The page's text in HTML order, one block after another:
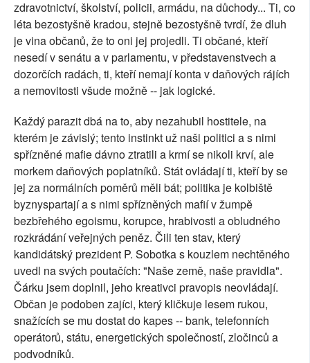
zdravotnictví, školství, policii, armádu, na důchody... Ti, co
léta bezostyšně kradou, stejně bezostyšně tvrdí, že dluh
je vina občanů, že to oni jej projedli. Ti občané, kteří
nesedí v senátu a v parlamentu, v představenstvech a
dozorčích radách, ti, kteří nemají konta v daňových rájích
a nemovitosti všude možně -- jak logické.
Každý parazit dbá na to, aby nezahubil hostitele, na
kterém je závislý; tento instinkt už naši politici a s nimi
spřízněné mafie dávno ztratili a krmí se nikoli krví, ale
morkem daňových poplatníků. Stát ovládají ti, kteří by se
jej za normálních poměrů měli bát; politika je kolbiště
byznyspartají a s nimi spřízněných mafií v žumpě
bezbřehého egoismu, korupce, hrabivosti a obludného
rozkrádání veřejných peněz. Čili ten stav, který
kandidátský prezident P. Sobotka s kouzlem nechtěného
uvedl na svých poutačích: "Naše země, naše pravidla".
Čárku jsem doplnil, jeho kreativci pravopis neovládají.
Občan je podoben zajíci, který kličkuje lesem rukou,
snažících se mu dostat do kapes -- bank, telefonních
operátorů, státu, energetických společností, zločinců a
podvodníků.